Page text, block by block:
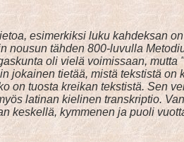
esimerkiksi luku kahdeksan
tähden 800-luvulla
oli vielä voimissaan,
jokainen tietää, mistä tekstistä
on tuosta kreikan tekstistä. Sen
latinan kielinen transkriptio.
keskellä, kymmenen ja puoli